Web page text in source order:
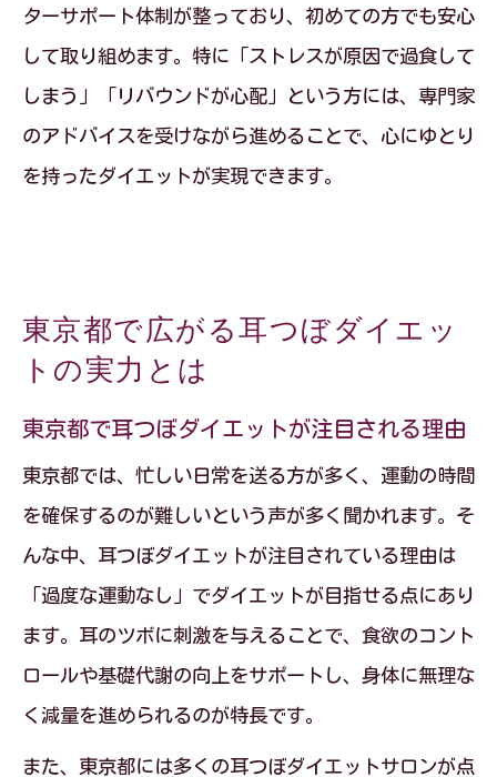
ターサポート体制が整っており、初めての方でも安心
して取り組めます。特に「ストレスが原因で過食して
しまう」「リバウンドが心配」という方には、専門家
のアドバイスを受けながら進めることで、心にゆとり
を持ったダイエットが実現できます。
東京都で広がる耳つぼダイエッ
トの実力とは
東京都で耳つぼダイエットが注目される理由
東京都では、忙しい日常を送る方が多く、運動の時間
を確保するのが難しいという声が多く聞かれます。そ
んな中、耳つぼダイエットが注目されている理由は
「過度な運動なし」でダイエットが目指せる点にあり
ます。耳のツボに刺激を与えることで、食欲のコント
ロールや基礎代謝の向上をサポートし、身体に無理な
く減量を進められるのが特長です。
また、東京都には多くの耳つぼダイエットサロンが点